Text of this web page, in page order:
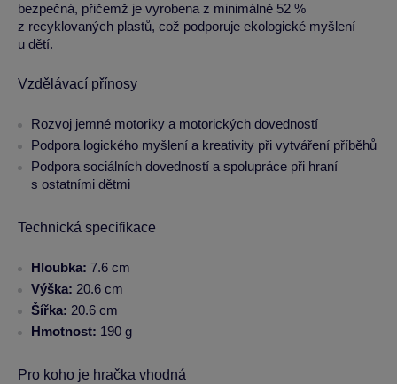
bezpečná, přičemž je vyrobena z minimálně 52 %
z recyklovaných plastů, což podporuje ekologické myšlení
u dětí.
Vzdělávací přínosy
Rozvoj jemné motoriky a motorických dovedností
Podpora logického myšlení a kreativity při vytváření příběhů
Podpora sociálních dovedností a spolupráce při hraní
s ostatními dětmi
Technická specifikace
Hloubka: 7.6 cm
Výška: 20.6 cm
Šířka: 20.6 cm
Hmotnost: 190 g
Pro koho je hračka vhodná